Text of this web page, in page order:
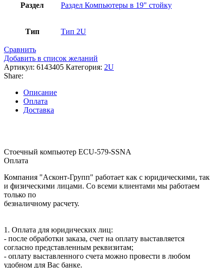
Раздел Раздел Компьютеры в 19" стойку
Тип Тип 2U
Сравнить
Добавить в список желаний
Артикул: 6143405 Категория: 2U
Share:
Описание
Оплата
Доставка
Стоечный компьютер ECU-579-SSNA
Оплата
Компания "Асконт-Групп" работает как с юридическими, так
и физическими лицами. Со всеми клиентами мы работаем
только по
безналичному расчету.
1. Оплата для юридических лиц:
- после обработки заказа, счет на оплату выставляется
согласно представленным реквизитам;
- оплату выставленного счета можно провести в любом
удобном для Вас банке.